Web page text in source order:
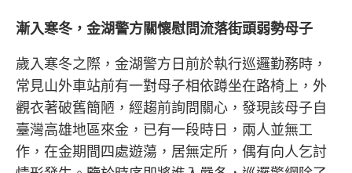
漸入寒冬，金湖警方關懷慰問流落街頭弱勢母子
歲入寒冬之際，金湖警方日前於執行巡邏勤務時，
常見山外車站前有一對母子相依蹲坐在路椅上，外
觀衣著破舊簡陋，經趨前詢問關心，發現該母子自
臺灣高雄地區來金，已有一段時日，兩人並無工
作，在金期間四處遊蕩，居無定所，偶有向人乞討